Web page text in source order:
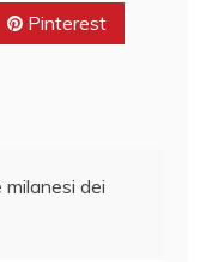
Pinterest
dei